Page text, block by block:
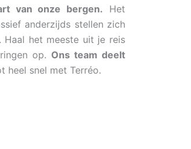
van onze bergen. Het
anderzijds stellen zich
het meeste uit je reis
op. Ons team deelt
heel snel met Terréo.